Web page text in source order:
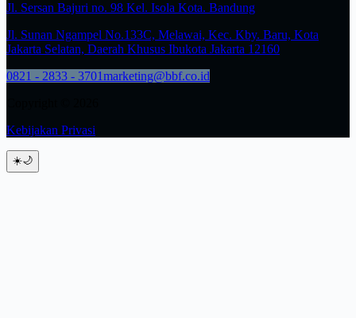
Jl. Sersan Bajuri no. 98 Kel. Isola Kota. Bandung
Jl. Sunan Ngampel No.133C, Melawai, Kec. Kby. Baru, Kota
Jakarta Selatan, Daerah Khusus Ibukota Jakarta 12160
0821 - 2833 - 3701marketing@bbf.co.id
Kebijakan Privasi
☀️🌙